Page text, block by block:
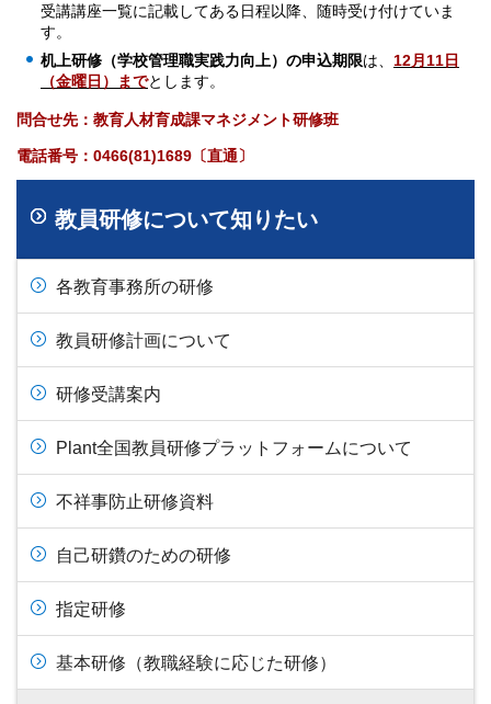
受講講座一覧に記載してある日程以降、随時受け付けていま
す。
机上研修（学校管理職実践力向上）の申込期限は、 12月11日
（金曜日）までとします。
問合せ先：教育人材育成課マネジメント研修班
電話番号：0466(81)1689〔直通〕
教員研修について知りたい
各教育事務所の研修
教員研修計画について
研修受講案内
Plant全国教員研修プラットフォームについて
不祥事防止研修資料
自己研鑽のための研修
指定研修
基本研修（教職経験に応じた研修）